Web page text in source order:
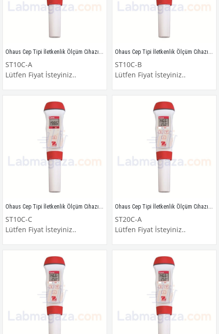
Ohaus Cep Tipi İletkenlik Ölçüm Cihazı / ST10C-A
ST10C-A
Lütfen Fiyat İsteyiniz..
Ohaus Cep Tipi İletkenlik Ölçüm Cihazı / ST10C-B
ST10C-B
Lütfen Fiyat İsteyiniz..
Ohaus Cep Tipi İletkenlik Ölçüm Cihazı / ST10C-C
ST10C-C
Lütfen Fiyat İsteyiniz..
Ohaus Cep Tipi İletkenlik Ölçüm Cihazı / ST20C-A
ST20C-A
Lütfen Fiyat İsteyiniz..